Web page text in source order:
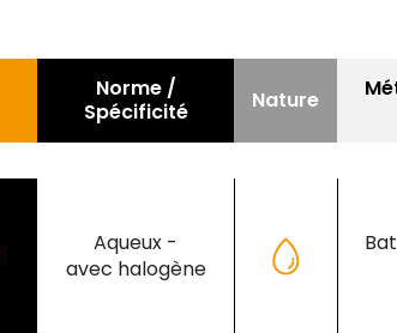
Norme /
Spécificité
Nature
Aqueux -
avec halogène